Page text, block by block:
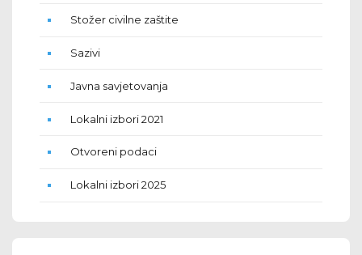
Stožer civilne zaštite
Sazivi
Javna savjetovanja
Lokalni izbori 2021
Otvoreni podaci
Lokalni izbori 2025